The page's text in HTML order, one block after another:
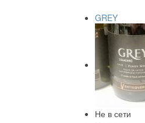
GREY
Не в сети